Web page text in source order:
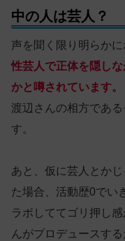
中の人は芸人？
声を聞く限り明らかに
性芸人で正体を隠し
かと噂されています。
渡辺さんの相方であ
す。
あと、仮に芸人とか
た場合、活動歴0でい
ラボしててゴリ押し
んがプロデュースす